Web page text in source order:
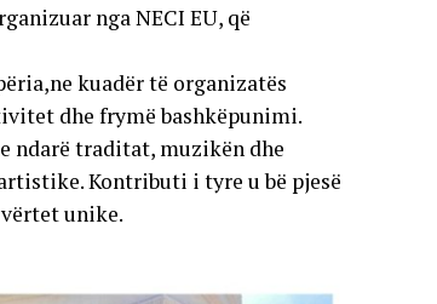
nga NECI EU, që
kuadër të organizatës
dhe frymë bashkëpunimi.
ndarë traditat, muzikën dhe
Kontributi i tyre u bë pjesë
unike.